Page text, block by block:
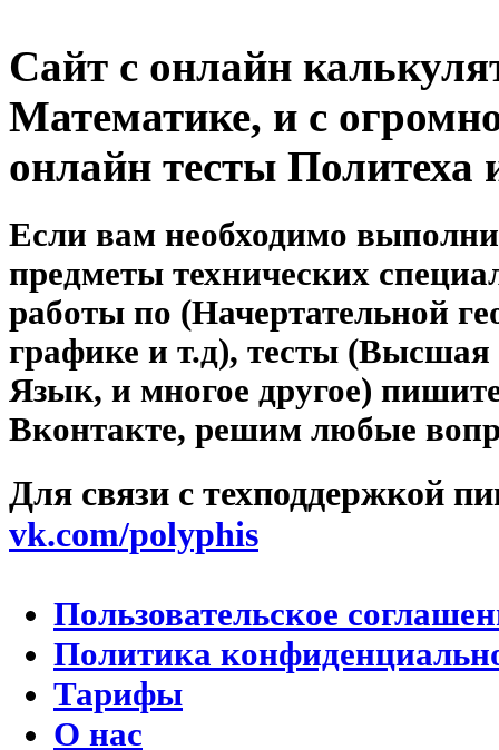
Сайт с онлайн
Математике, и с
онлайн тесты Политеха
Если вам необходимо
предметы технических
работы по (Начертательной
графике и т.д), тесты
Язык, и многое другое)
Вконтакте, решим любые
Для связи с техподдержкой
vk.com/polyphis
Пользовательское
Политика
Тарифы
О нас